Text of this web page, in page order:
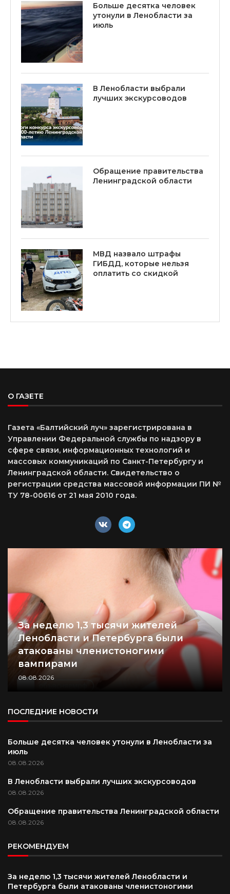
Больше десятка человек
утонули в Ленобласти за
июль
В Ленобласти выбрали
лучших экскурсоводов
Обращение правительства
Ленинградской области
МВД назвало штрафы
ГИБДД, которые нельзя
оплатить со скидкой
О ГАЗЕТЕ
Газета «Балтийский луч» зарегистрирована в
Управлении Федеральной службы по надзору в
сфере связи, информационных технологий и
массовых коммуникаций по Санкт-Петербургу и
Ленинградской области. Свидетельство о
регистрации средства массовой информации ПИ №
ТУ 78-00616 от 21 мая 2010 года.
За неделю 1,3 тысячи жителей
Ленобласти и Петербурга были
атакованы членистоногими
вампирами
08.08.2026
ПОСЛЕДНИЕ НОВОСТИ
Больше десятка человек утонули в Ленобласти за
июль
08.08.2026
В Ленобласти выбрали лучших экскурсоводов
08.08.2026
Обращение правительства Ленинградской области
08.08.2026
РЕКОМЕНДУЕМ
За неделю 1,3 тысячи жителей Ленобласти и
Петербурга были атакованы членистоногими